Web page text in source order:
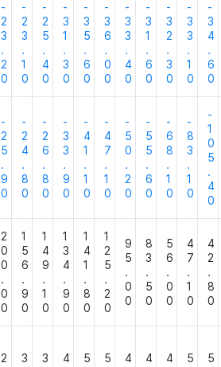
-
2
3
.
2
0
-
2
3
.
1
0
-
2
5
.
4
0
-
3
1
.
3
0
-
3
5
.
6
0
-
3
6
.
0
0
-
3
3
.
4
0
-
3
1
.
6
0
-
3
2
.
3
0
-
3
3
.
1
0
-
3
4
.
6
0
-
2
5
.
9
0
-
2
4
.
8
0
-
2
6
.
8
0
-
3
3
.
9
0
-
4
1
.
1
0
-
4
7
.
1
0
-
5
0
.
2
0
-
5
5
.
6
0
-
6
8
.
1
0
-
8
3
.
1
0
-
1
0
5
.
4
0
2
0
0
.
0
0
1
5
6
.
9
0
1
4
9
.
1
0
1
3
4
.
9
0
1
4
1
.
8
0
1
2
5
.
2
0
9
5
.
0
0
8
3
.
5
0
5
6
.
0
0
4
7
.
1
0
4
2
.
8
0
2
3
3
4
5
5
4
4
4
5
5